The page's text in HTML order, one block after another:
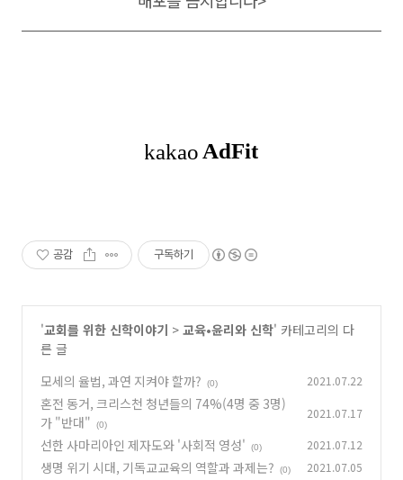
공감 구독하기
'교회를 위한 신학이야기 > 교육•윤리와 신학' 카테고리의 다
른 글
모세의 율법, 과연 지켜야 할까?
(0) 2021.07.22
혼전 동거, 크리스천 청년들의 74%(4명 중 3명)
가 "반대"
(0)
2021.07.17
선한 사마리아인 제자도와 '사회적 영성' (0) 2021.07.12
생명 위기 시대, 기독교교육의 역할과 과제는? (0) 2021.07.05